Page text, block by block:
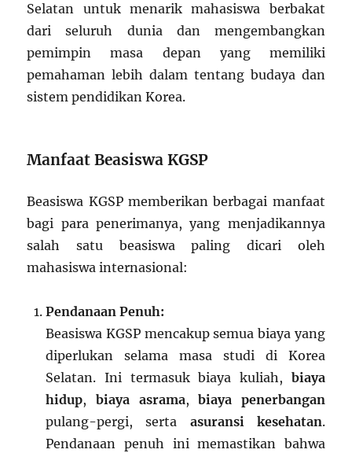
Selatan untuk menarik mahasiswa berbakat
dari seluruh dunia dan mengembangkan
pemimpin masa depan yang memiliki
pemahaman lebih dalam tentang budaya dan
sistem pendidikan Korea.
Manfaat Beasiswa KGSP
Beasiswa KGSP memberikan berbagai manfaat
bagi para penerimanya, yang menjadikannya
salah satu beasiswa paling dicari oleh
mahasiswa internasional:
Pendanaan Penuh:
Beasiswa KGSP mencakup semua biaya yang
diperlukan selama masa studi di Korea
Selatan. Ini termasuk biaya kuliah, biaya
hidup, biaya asrama,biaya penerbangan
pulang-pergi, serta asuransi kesehatan.
Pendanaan penuh ini memastikan bahwa